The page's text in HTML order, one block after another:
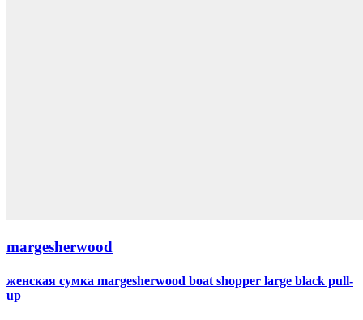
margesherwood
женская сумка margesherwood boat shopper large black pull-
up